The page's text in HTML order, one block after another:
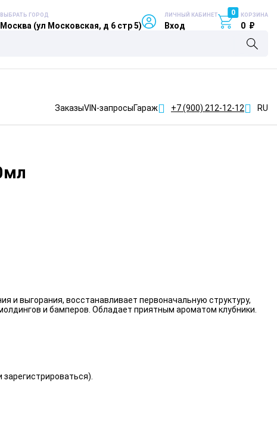
ВЫБРАТЬ ГОРОД
Москва (ул Московская, д 6 стр 5)
ЛИЧНЫЙ КАБИНЕТ
Вход
0 КОРЗИНА
0 ₽
ЗаказыVIN-запросыГараж +7 (900) 212-12-12 RU
и выгорания, восстанавливает первоначальную структуру,
и бамперов. Обладает приятным ароматом клубники.